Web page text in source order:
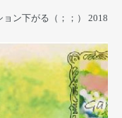
ン下がる（；；）
2018